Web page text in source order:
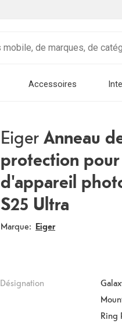
Accessoires
EigerAnneau
protection
d'appareil
S25 Ultra
Marque: Eiger
Désignation
Ring